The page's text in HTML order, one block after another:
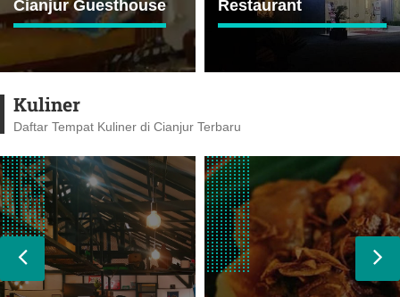
Restaurant
Palace Hotel Cipanas
Kuliner
Daftar Tempat Kuliner di Cianjur Terbaru